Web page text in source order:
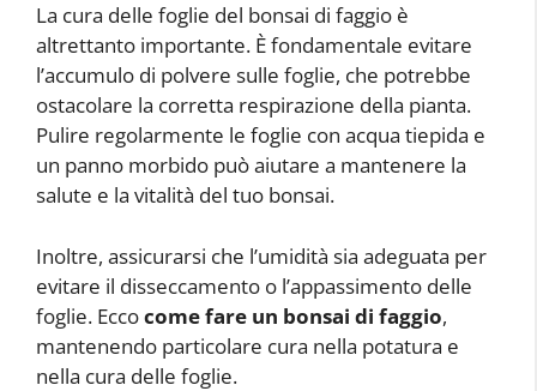
La cura delle foglie del bonsai di faggio è
altrettanto importante. È fondamentale evitare
l’accumulo di polvere sulle foglie, che potrebbe
ostacolare la corretta respirazione della pianta.
Pulire regolarmente le foglie con acqua tiepida e
un panno morbido può aiutare a mantenere la
salute e la vitalità del tuo bonsai.
Inoltre, assicurarsi che l’umidità sia adeguata per
evitare il disseccamento o l’appassimento delle
foglie. Eccocome fare un bonsai di faggio,
mantenendo particolare cura nella potatura e
nella cura delle foglie.